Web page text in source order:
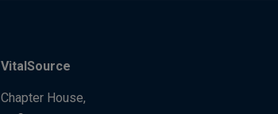
VitalSource
Chapter House,